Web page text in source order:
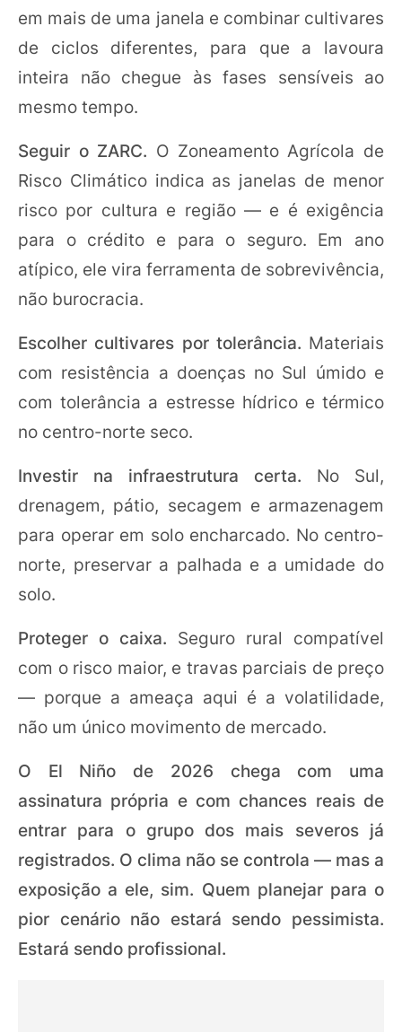
em mais de uma janela e combinar cultivares
de ciclos diferentes, para que a lavoura
inteira não chegue às fases sensíveis ao
mesmo tempo.
Seguir o ZARC. O Zoneamento Agrícola de
Risco Climático indica as janelas de menor
risco por cultura e região — e é exigência
para o crédito e para o seguro. Em ano
atípico, ele vira ferramenta de sobrevivência,
não burocracia.
Escolher cultivares por tolerância. Materiais
com resistência a doenças no Sul úmido e
com tolerância a estresse hídrico e térmico
no centro-norte seco.
Investir na infraestrutura certa. No Sul,
drenagem, pátio, secagem e armazenagem
para operar em solo encharcado. No centro-
norte, preservar a palhada e a umidade do
solo.
Proteger o caixa. Seguro rural compatível
com o risco maior, e travas parciais de preço
— porque a ameaça aqui é a volatilidade,
não um único movimento de mercado.
O El Niño de 2026 chega com uma
assinatura própria e com chances reais de
entrar para o grupo dos mais severos já
registrados. O clima não se controla — mas a
exposição a ele, sim. Quem planejar para o
pior cenário não estará sendo pessimista.
Estará sendo profissional.